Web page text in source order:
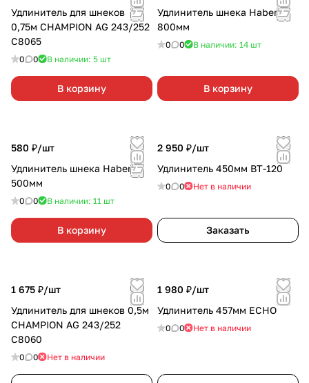
Удлинитель для шнеков
0,75м CHAMPION AG 243/252
С8065
0 0 В наличии: 5 шт
В корзину
Удлинитель шнека Habert
800мм
0 0 В наличии: 14 шт
В корзину
580 ₽/шт
Удлинитель шнека Habert
500мм
0 0 В наличии: 11 шт
В корзину
2 950 ₽/шт
Удлинитель 450мм ВТ-120
0 0 Нет в наличии
Заказать
1 675 ₽/шт
Удлинитель для шнеков 0,5м
CHAMPION AG 243/252
С8060
0 0 Нет в наличии
1 980 ₽/шт
Удлинитель 457мм ECHO
0 0 Нет в наличии